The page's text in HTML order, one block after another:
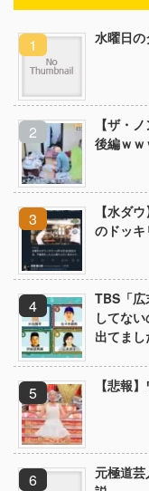
水曜日
【ザ・
後編ｗｗ
【水ダ
のドッキ
TBS「
してな
出てまし
【悲報
元極道